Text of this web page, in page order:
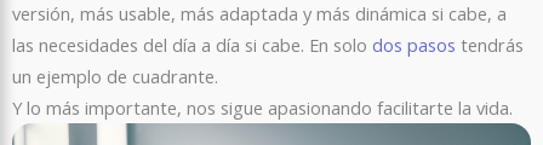
versión, más usable, más adaptada y más dinámica si cabe, a
las necesidades del día a día si cabe. En solo dos pasos tendrás
un ejemplo de cuadrante.
Y lo más importante, nos sigue apasionando facilitarte la vida.